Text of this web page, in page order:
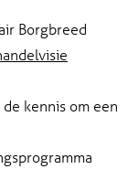
Borgbreed
kennis om een